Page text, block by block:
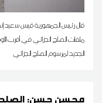
قال رئيس الجمهورية قيس سعيد
ملفات الصلح الجزائي في أقرب
الجديد لمرسوم الصلح الجزائي
محسن حسن: الصلح